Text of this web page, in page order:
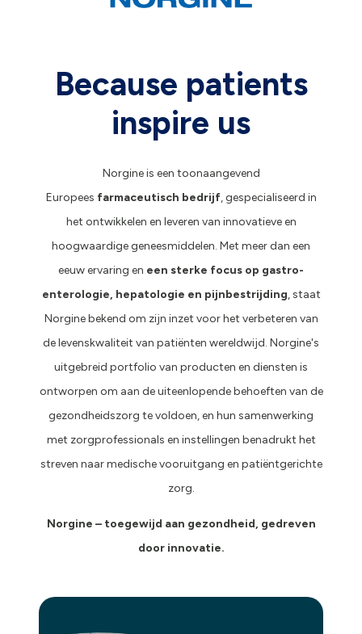
Because patients
inspire us
Norgine is een toonaangevend
Europees farmaceutisch bedrijf, gespecialiseerd in
het ontwikkelen en leveren van innovatieve en
hoogwaardige geneesmiddelen. Met meer dan een
eeuw ervaring en een sterke focus op gastro-
enterologie, hepatologie en pijnbestrijding, staat
Norgine bekend om zijn inzet voor het verbeteren van
de levenskwaliteit van patiënten wereldwijd. Norgine's
uitgebreid portfolio van producten en diensten is
ontworpen om aan de uiteenlopende behoeften van de
gezondheidszorg te voldoen, en hun samenwerking
met zorgprofessionals en instellingen benadrukt het
streven naar medische vooruitgang en patiëntgerichte
zorg.
Norgine – toegewijd aan gezondheid, gedreven
door innovatie.